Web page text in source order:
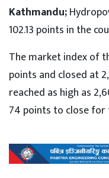
Kathmandu;
102.13 points in the
The market index of
points and closed at
reached as high as
74 points to close for